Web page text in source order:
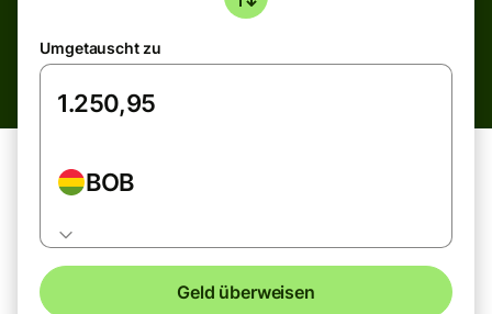
Umgetauscht zu
BOB
Geld überweisen